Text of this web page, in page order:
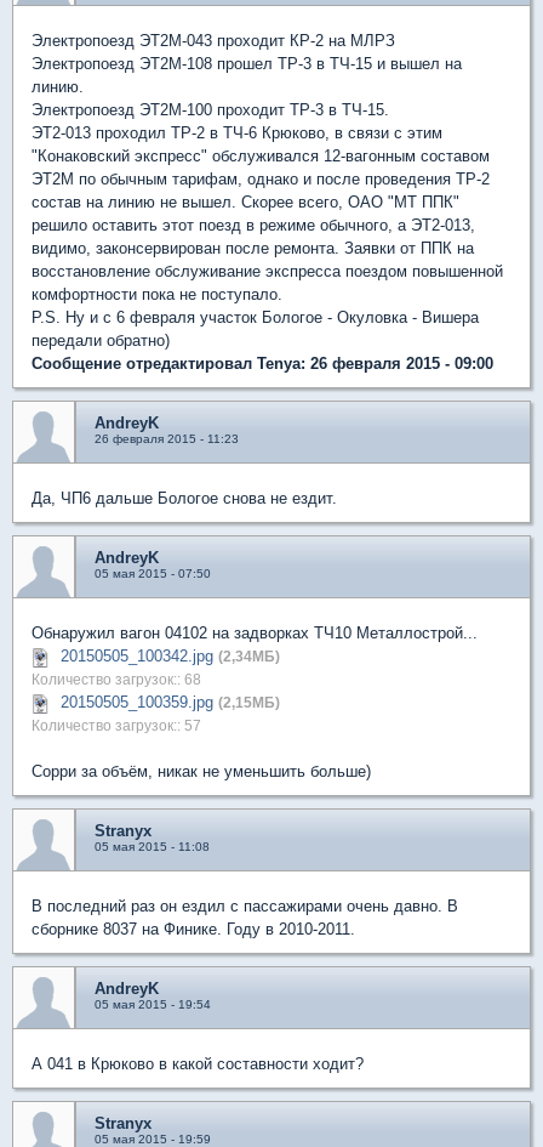
Электропоезд ЭТ2М-043 проходит КР-2 на МЛРЗ
Электропоезд ЭТ2М-108 прошел ТР-3 в ТЧ-15 и вышел на
линию.
Электропоезд ЭТ2М-100 проходит ТР-3 в ТЧ-15.
ЭТ2-013 проходил ТР-2 в ТЧ-6 Крюково, в связи с этим
"Конаковский экспресс" обслуживался 12-вагонным составом
ЭТ2М по обычным тарифам, однако и после проведения ТР-2
состав на линию не вышел. Скорее всего, ОАО "МТ ППК"
решило оставить этот поезд в режиме обычного, а ЭТ2-013,
видимо, законсервирован после ремонта. Заявки от ППК на
восстановление обслуживание экспресса поездом повышенной
комфортности пока не поступало.
P.S. Ну и с 6 февраля участок Бологое - Окуловка - Вишера
передали обратно)
Сообщение отредактировал Tenya: 26 февраля 2015 - 09:00
AndreyK
26 февраля 2015 - 11:23
Да, ЧП6 дальше Бологое снова не ездит.
AndreyK
05 мая 2015 - 07:50
Обнаружил вагон 04102 на задворках ТЧ10 Металлострой...
20150505_100342.jpg (2,34МБ)
Количество загрузок:: 68
20150505_100359.jpg (2,15МБ)
Количество загрузок:: 57
Сорри за объём, никак не уменьшить больше)
Stranyx
05 мая 2015 - 11:08
В последний раз он ездил с пассажирами очень давно. В
сборнике 8037 на Финике. Году в 2010-2011.
AndreyK
05 мая 2015 - 19:54
А 041 в Крюково в какой составности ходит?
Stranyx
05 мая 2015 - 19:59